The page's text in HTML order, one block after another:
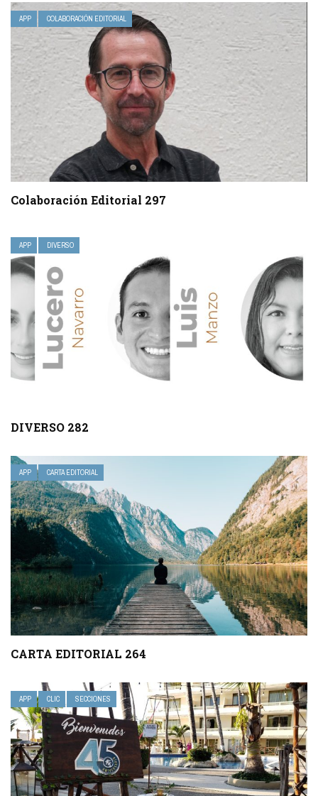
APP COLABORACIÓN EDITORIAL
Colaboración Editorial 297
APP DIVERSO
DIVERSO 282
APP CARTA EDITORIAL
CARTA EDITORIAL 264
APP CLIC SECCIONES